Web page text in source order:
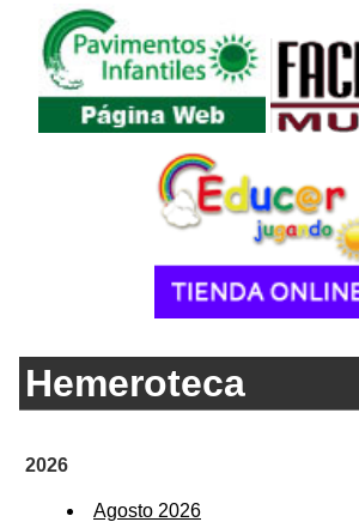
Hemeroteca
2026
Agosto 2026